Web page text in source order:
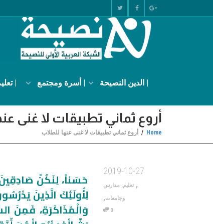
| الدين النصيحة | أسرة ومجتمع |
أروع ثماني تطبيقات لا غنى
Home أروع ثماني تطبيقات لا غنى عنها للطلاب
2019-10-27
,تعليم,مدارس
وجامعات,
0
حَسَناً، لِنَكُنْ
لِأُولَئِكَ الَّذِينَ
وَالْمُذَاكَرَةِ، فَمِنَ